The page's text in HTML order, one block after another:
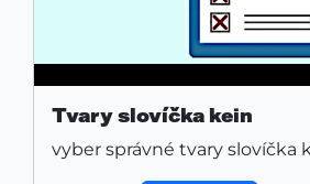
Tvary slovíčka kein
vyber správné tvary slovíčka